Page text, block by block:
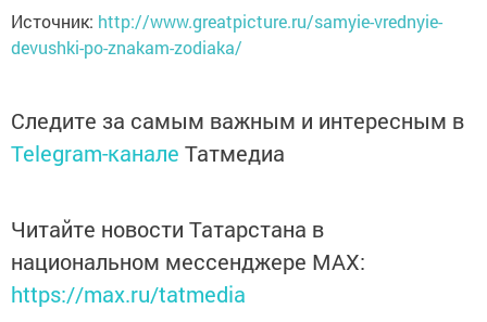
Источник: http://www.greatpicture.ru/samyie-vrednyie-
devushki-po-znakam-zodiaka/
Следите за самым важным и интересным в
Telegram-канале Татмедиа
Читайте новости Татарстана в
национальном мессенджере MАХ:
https://max.ru/tatmedia